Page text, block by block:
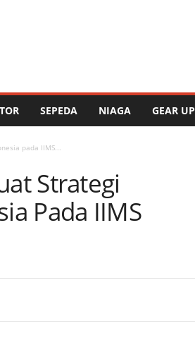
SEPEDA NIAGA GEAR UP
pada IIMS...
Strategi
Pada IIMS